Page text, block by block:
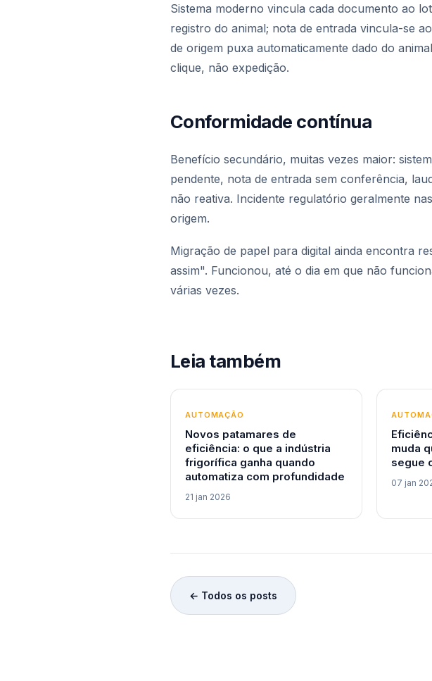
Sistema moderno vincula cada documento ao
registro do animal; nota de entrada vincula-se
de origem puxa automaticamente dado do
clique, não expedição.
Conformidade contínua
Benefício secundário, muitas vezes maior:
pendente, nota de entrada sem conferência,
não reativa. Incidente regulatório geralmente
origem.
Migração de papel para digital ainda encontra
assim". Funcionou, até o dia em que não
várias vezes.
Leia também
AUTOMAÇÃO
Novos patamares de
eficiência: o que a indústria
frigorífica ganha quando
automatiza com profundidade
21 jan 2026
muda
segue
07 jan
← Todos os posts